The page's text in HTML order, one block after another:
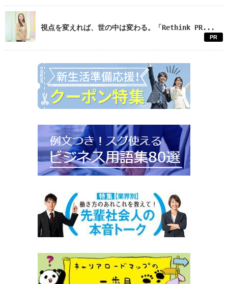
視点を変えれば、世の中は変わる。「Rethink PR...
PR